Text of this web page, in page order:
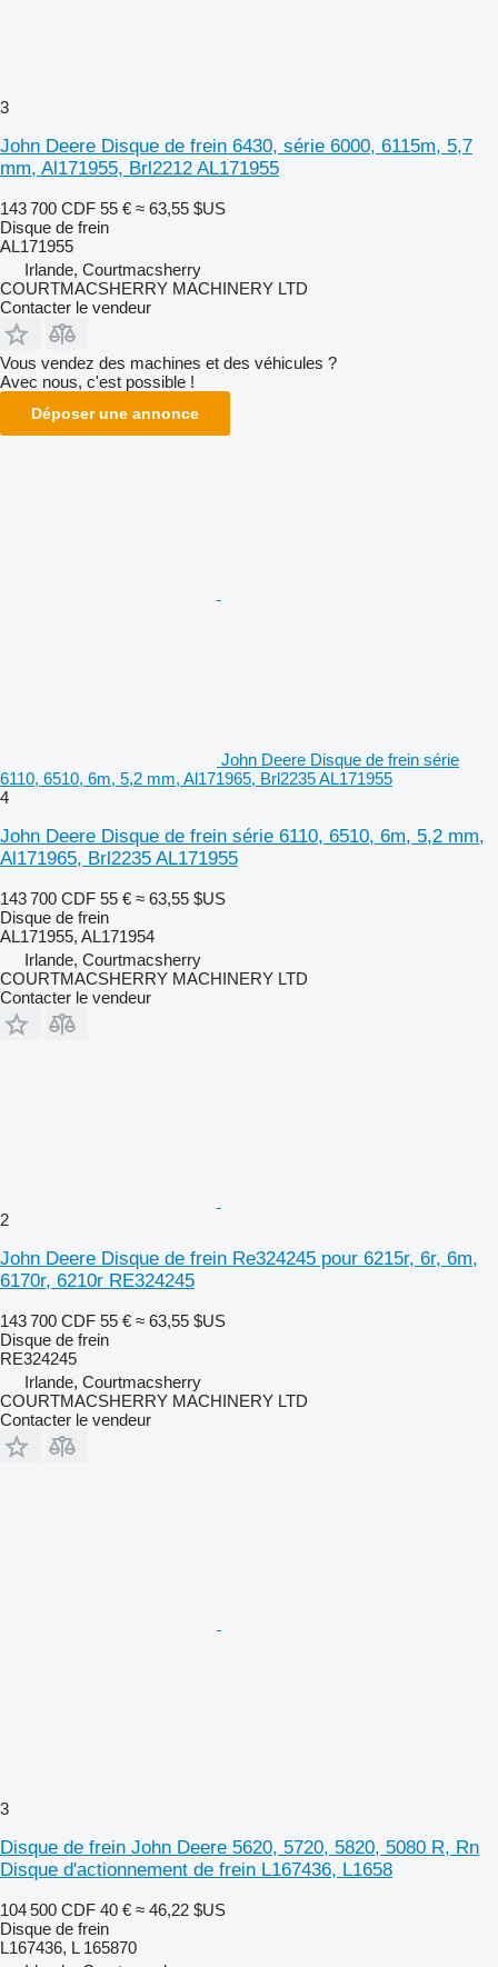
3
John Deere Disque de frein 6430, série 6000, 6115m, 5,7
mm, Al171955, Brl2212 AL171955
143 700 CDF 55 € ≈ 63,55 $US
Disque de frein
AL171955
Irlande, Courtmacsherry
COURTMACSHERRY MACHINERY LTD
Contacter le vendeur
Vous vendez des machines et des véhicules ?
Avec nous, c'est possible !
Déposer une annonce
John Deere Disque de frein série
6110, 6510, 6m, 5,2 mm, Al171965, Brl2235 AL171955
4
John Deere Disque de frein série 6110, 6510, 6m, 5,2 mm,
Al171965, Brl2235 AL171955
143 700 CDF 55 € ≈ 63,55 $US
Disque de frein
AL171955, AL171954
Irlande, Courtmacsherry
COURTMACSHERRY MACHINERY LTD
Contacter le vendeur
2
John Deere Disque de frein Re324245 pour 6215r, 6r, 6m,
6170r, 6210r RE324245
143 700 CDF 55 € ≈ 63,55 $US
Disque de frein
RE324245
Irlande, Courtmacsherry
COURTMACSHERRY MACHINERY LTD
Contacter le vendeur
3
Disque de frein John Deere 5620, 5720, 5820, 5080 R, Rn
Disque d'actionnement de frein L167436, L1658
104 500 CDF 40 € ≈ 46,22 $US
Disque de frein
L167436, L 165870